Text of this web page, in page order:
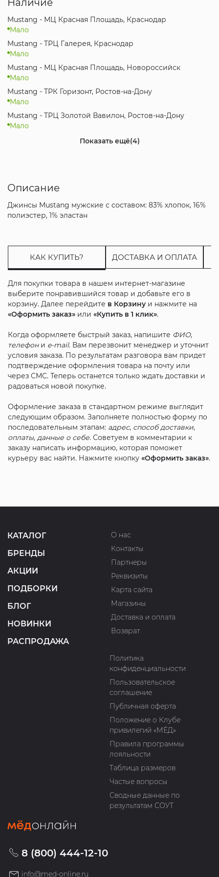
Наличие
Mustang - МЦ Красная Площадь, Краснодар
Мало
Mustang - ТРЦ Галерея, Краснодар
Мало
Mustang - МЦ Красная Площадь, Новороссийск
Мало
Mustang - ТРК Горизонт, Ростов-на-Дону
Мало
Mustang - ТРЦ Золотой Вавилон, Ростов-на-Дону
Мало
Mustang - ТРЦ МореМолл, Сочи
Mustang - ТРЦ KazanMall, Казань
Mustang - ТЦ МЕГА Ростов-на-Дону, Аксай
Показать ещё(4)
Описание
Джинсы Mustang мужские с составом: 83% хлопок, 16%
полиэстер, 1% эластан
КАК КУПИТЬ? ДОСТАВКА И ОПЛАТА
Для покупки товара в нашем интернет-магазине
выберите понравившийся товар и добавьте его в
корзину. Далее перейдите в Корзинуи нажмите на
«Оформить заказ»или «Купить в 1 клик».
Когда оформляете быстрый заказ, напишите ФИО,
телефони e-mail. Вам перезвонит менеджер и уточнит
условия заказа. По результатам разговора вам придет
подтверждение оформления товара на почту или
через СМС. Теперь останется только ждать доставки и
радоваться новой покупке.
Оформление заказа в стандартном режиме выглядит
следующим образом. Заполняете полностью форму по
последовательным этапам: адрес, способ доставки,
оплаты, данные о себе. Советуем в комментарии к
заказу написать информацию, которая поможет
курьеру вас найти. Нажмите кнопку «Оформить заказ».
КАТАЛОГ
БРЕНДЫ
АКЦИИ
ПОДБОРКИ
БЛОГ
НОВИНКИ
РАСПРОДАЖА
О нас
Контакты
Партнеры
Реквизиты
Карта сайта
Магазины
Доставка и оплата
Возврат
Политика
конфиденциальности
Пользовательское
соглашение
Публичная оферта
Положение о Клубе
привилегий «МЁД»
Правила программы
лояльности
Таблица размеров
Частые вопросы
Сводные данные по
результатам СОУТ
8 (800) 444-12-10
info@med-online.ru